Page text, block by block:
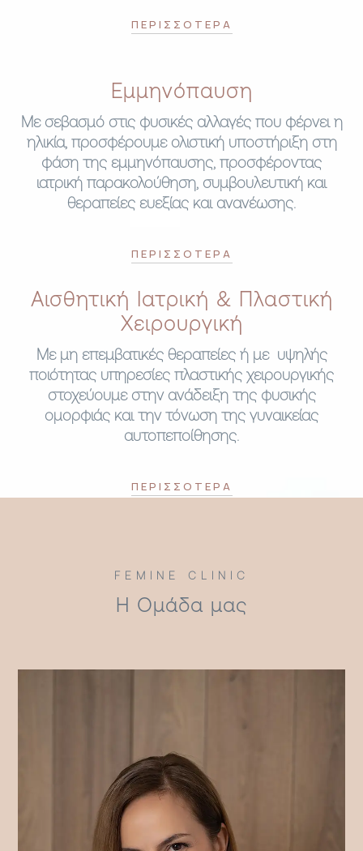
ΠΕΡΙΣΣΟΤΕΡΑ
Εμμηνόπαυση
Με σεβασμό στις φυσικές αλλαγές που φέρνει η
ηλικία, προσφέρουμε ολιστική υποστήριξη στη
φάση της εμμηνόπαυσης, προσφέροντας
ιατρική παρακολούθηση, συμβουλευτική και
θεραπείες ευεξίας και ανανέωσης.
ΠΕΡΙΣΣΟΤΕΡΑ
Αισθητική Ιατρική & Πλαστική
Χειρουργική
Με μη επεμβατικές θεραπείες ή με υψηλής
ποιότητας υπηρεσίες πλαστικής χειρουργικής
στοχεύουμε στην ανάδειξη της φυσικής
ομορφιάς και την τόνωση της γυναικείας
αυτοπεποίθησης.
ΠΕΡΙΣΣΟΤΕΡΑ
FEMINE CLINIC
Η Ομάδα μας